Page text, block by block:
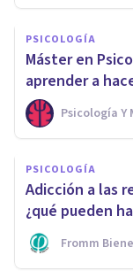
PSICOLOGÍA
Máster en
aprender a
Psicología Y
PSICOLOGÍA
Adicción a las
¿qué pueden
Fromm